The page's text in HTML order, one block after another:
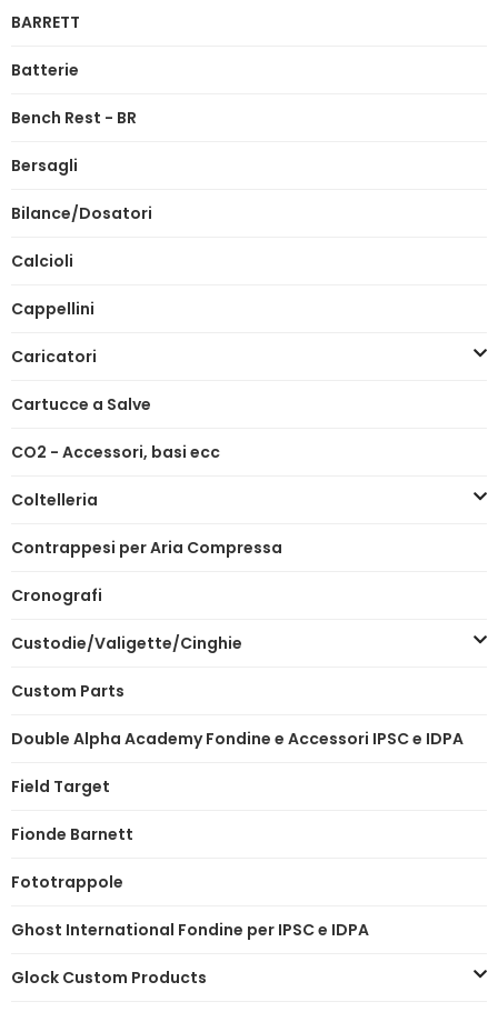
BARRETT
Batterie
Bench Rest - BR
Bersagli
Bilance/Dosatori
Calcioli
Cappellini
Caricatori
Cartucce a Salve
CO2 - Accessori, basi ecc
Coltelleria
Contrappesi per Aria Compressa
Cronografi
Custodie/Valigette/Cinghie
Custom Parts
Double Alpha Academy Fondine e Accessori IPSC e IDPA
Field Target
Fionde Barnett
Fototrappole
Ghost International Fondine per IPSC e IDPA
Glock Custom Products